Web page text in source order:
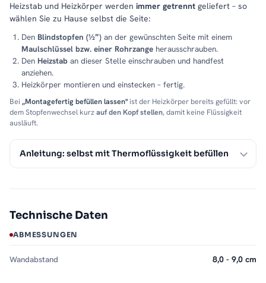
Heizstab und Heizkörper werden immer getrennt geliefert – so
wählen Sie zu Hause selbst die Seite:
Den Blindstopfen (½″) an der gewünschten Seite mit einem
Maulschlüssel bzw. einer Rohrzange herausschrauben.
Den Heizstab an dieser Stelle einschrauben und handfest
anziehen.
Heizkörper montieren und einstecken – fertig.
Bei „Montagefertig befüllen lassen"ist der Heizkörper bereits gefüllt: vor
dem Stopfenwechsel kurzauf den Kopf stellen, damit keine Flüssigkeit
ausläuft.
Anleitung: selbst mit Thermoflüssigkeit befüllen
Technische Daten
ABMESSUNGEN
Wandabstand 8,0 - 9,0 cm